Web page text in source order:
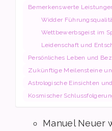
Bemerkenswerte
Widder
Wettbewerbsgeist im
Leidenschaft und
Persönliches Leben und
Zukünftige Meilensteine
Astrologische Einsichten
Kosmischer
Manuel Neuer